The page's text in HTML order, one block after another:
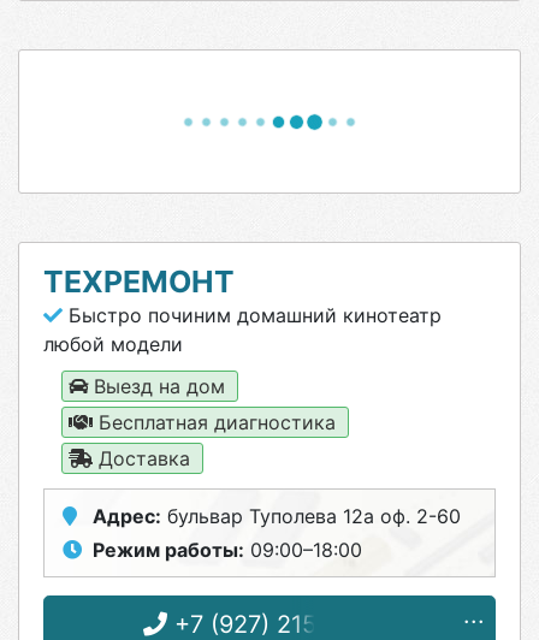
ТЕХРЕМОНТ
Быстро починим домашний кинотеатр
любой модели
Выезд на дом
Бесплатная диагностика
Доставка
Адрес: бульвар Туполева 12а оф. 2-60
Режим работы: 09:00–18:00
+7 (927) 215-02-23